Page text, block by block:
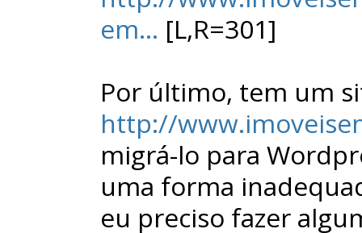
em... [L,R=301]
Por último, tem um
http://
migrá-lo para
uma forma
eu preciso fazer